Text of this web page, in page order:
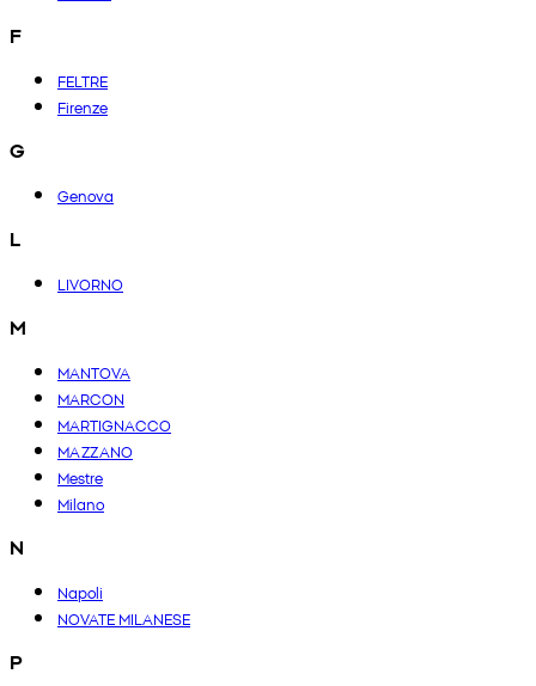
F
FELTRE
Firenze
G
Genova
L
LIVORNO
M
MANTOVA
MARCON
MARTIGNACCO
MAZZANO
Mestre
Milano
N
Napoli
NOVATE MILANESE
P